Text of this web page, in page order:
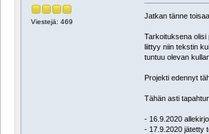
Viestejä: 469
Jatkan tänne
Tarkoituksena
liittyy niin tekstin
tuntuu olevan
Projekti edennyt
Tähän asti
- 16.9.2020
- 17.9.2020 jätetty